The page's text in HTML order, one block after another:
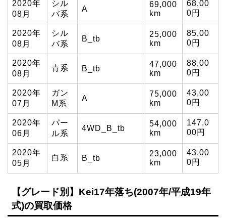
2020年
08月
シル
バ系
A
69,000
km
68,00
0円
2020年
08月
シル
バ系
B_tb
25,000
km
85,00
0円
2020年
08月
青系 B_tb
47,000
km
88,00
0円
2020年
07月
ガン
M系
A
75,000
km
43,00
0円
2020年
06月
パー
ル系
4WD_B_tb
54,000
km
147,0
00円
2020年
05月
白系 B_tb
23,000
km
43,00
0円
【グレード別】Kei17年落ち(2007年/平成19年
式)の買取価格